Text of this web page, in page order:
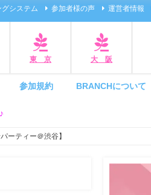
グシステム 参加者様の声 運営者情報
東 京 大 阪
参加規約 BRANCHについて
ーティー＠渋谷】